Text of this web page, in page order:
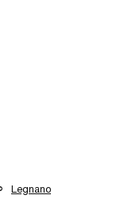
Legnano